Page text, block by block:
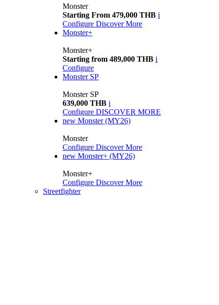
Monster
Starting From 479,000 THB i
Configure Discover More
Monster+
Monster+
Starting from 489,000 THB i
Configure
Monster SP
Monster SP
639,000 THB i
Configure DISCOVER MORE
new Monster (MY26)
Monster
Configure Discover More
new Monster+ (MY26)
Monster+
Configure Discover More
Streetfighter